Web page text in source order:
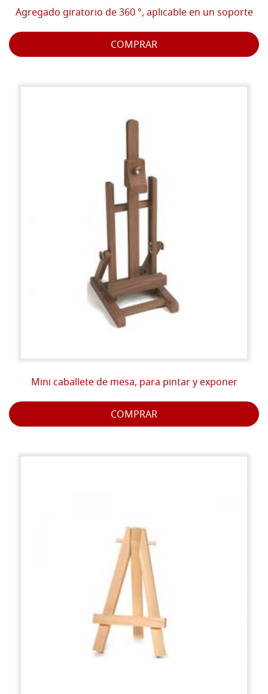
Agregado giratorio de 360 ​​°, aplicable en un soporte
COMPRAR
Mini caballete de mesa, para pintar y exponer
COMPRAR